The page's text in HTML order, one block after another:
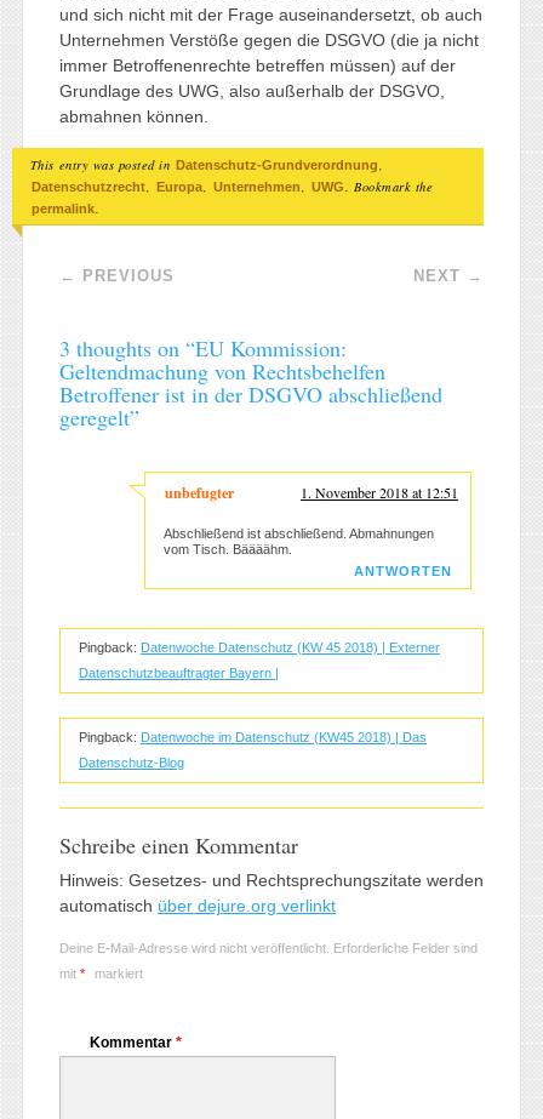
und sich nicht mit der Frage auseinandersetzt, ob auch
Unternehmen Verstöße gegen die DSGVO (die ja nicht
immer Betroffenenrechte betreffen müssen) auf der
Grundlage des UWG, also außerhalb der DSGVO,
abmahnen können.
This entry was posted in Datenschutz-Grundverordnung,
Datenschutzrecht, Europa, Unternehmen, UWG. Bookmark the
permalink.
Post navigation
← PREVIOUS NEXT →
3 thoughts on “EU Kommission:
Geltendmachung von Rechtsbehelfen
Betroffener ist in der DSGVO abschließend
geregelt”
unbefugter 1. November 2018 at 12:51
Abschließend ist abschließend. Abmahnungen
vom Tisch. Bäääähm.
ANTWORTEN
Pingback: Datenwoche Datenschutz (KW 45 2018) | Externer
Datenschutzbeauftragter Bayern |
Pingback: Datenwoche im Datenschutz (KW45 2018) | Das
Datenschutz-Blog
Schreibe einen Kommentar
Hinweis: Gesetzes- und Rechtsprechungszitate werden
automatisch über dejure.org verlinkt
Deine E-Mail-Adresse wird nicht veröffentlicht. Erforderliche Felder sind
mit * markiert
Kommentar *